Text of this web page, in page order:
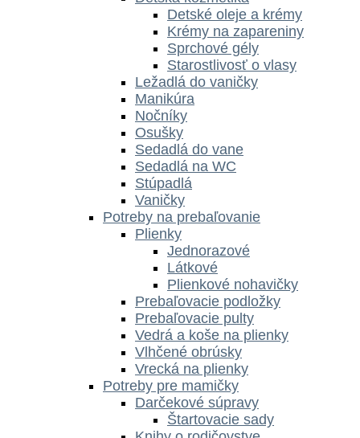
Detské oleje a krémy
Krémy na zapareniny
Sprchové gély
Starostlivosť o vlasy
Ležadlá do vaničky
Manikúra
Nočníky
Osušky
Sedadlá do vane
Sedadlá na WC
Stúpadlá
Vaničky
Potreby na prebaľovanie
Plienky
Jednorazové
Látkové
Plienkové nohavičky
Prebaľovacie podložky
Prebaľovacie pulty
Vedrá a koše na plienky
Vlhčené obrúsky
Vrecká na plienky
Potreby pre mamičky
Darčekové súpravy
Štartovacie sady